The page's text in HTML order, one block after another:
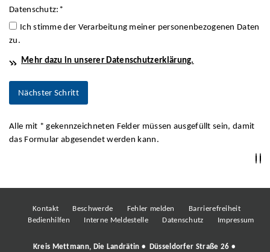
Datenschutz: *
Ich stimme der Verarbeitung meiner personenbezogenen Daten
zu.
Mehr dazu in unserer Datenschutzerklärung.
Alle mit * gekennzeichneten Felder müssen ausgefüllt sein, damit
das Formular abgesendet werden kann.
Kontakt Beschwerde Fehler melden
Barrierefreiheit
Bedienhilfen
Interne Meldestelle Datenschutz Impressum
Kreis Mettmann, Die Landrätin • Düsseldorfer Straße 26 •